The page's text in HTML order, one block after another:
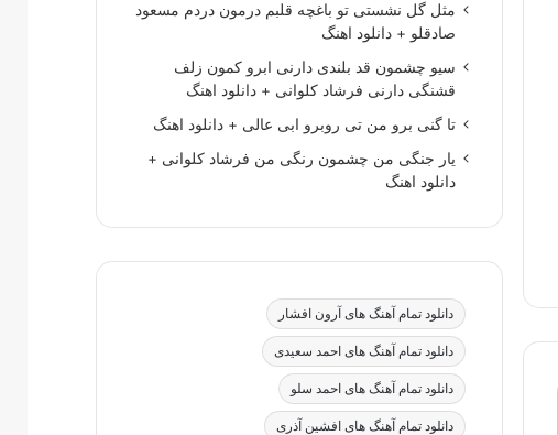
مثل گل نشستی تو باغچه قلبم درمون دردم مسعود
صادقلو + دانلود اهنگ
سیو چشمون قد بلندی دارنی ابرو کمون زلف
قشنگی دارنی فرشاد کلوانی + دانلود اهنگ
تا گنی برو من تی روبرو ابی عالی + دانلود اهنگ
یار جنگی من چشمون رنگی من فرشاد کلوانی +
دانلود اهنگ
دانلود تمام آهنگ های آرون افشار
دانلود تمام آهنگ های احمد سعیدی
دانلود تمام آهنگ های احمد سلو
دانلود تمام آهنگ های افشین آذری